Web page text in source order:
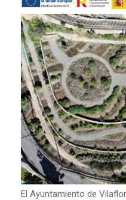
El Ayuntamiento de